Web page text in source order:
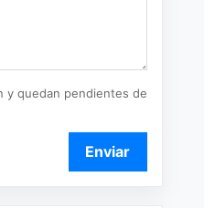
y quedan pendientes de
Enviar